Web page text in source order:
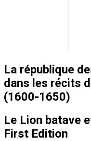
La république
dans les récits
(1600-1650)
Le Lion batave
First Edition